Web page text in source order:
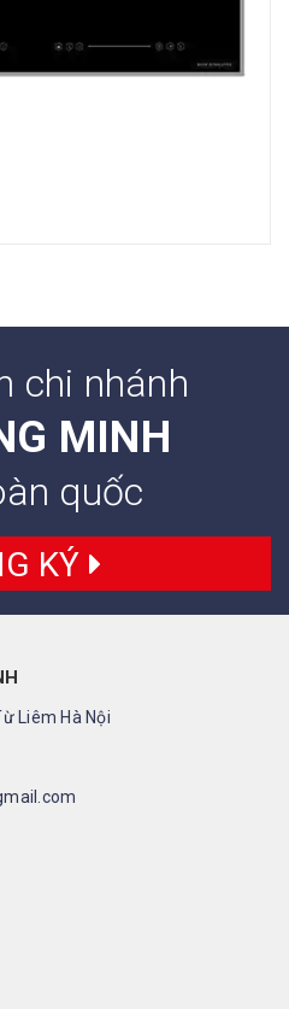
chi nhánh
MINH
quốc
KÝ
Liêm Hà Nội